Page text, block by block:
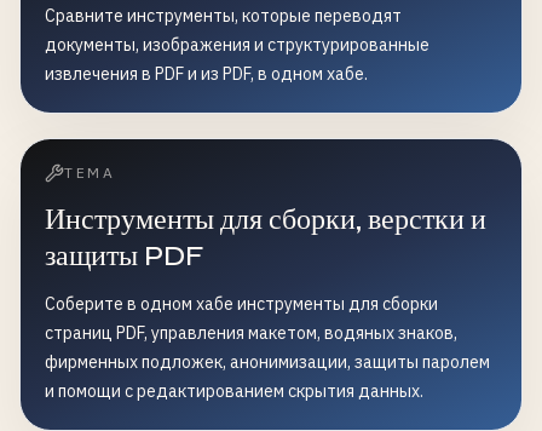
Сравните инструменты, которые переводят
документы, изображения и структурированные
извлечения в PDF и из PDF, в одном хабе.
ТЕМА
Инструменты для сборки, верстки и
защиты PDF
Соберите в одном хабе инструменты для сборки
страниц PDF, управления макетом, водяных знаков,
фирменных подложек, анонимизации, защиты паролем
и помощи с редактированием скрытия данных.